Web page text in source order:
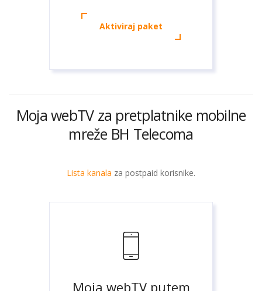
Aktiviraj paket
Moja webTV za pretplatnike mobilne
mreže BH Telecoma
Lista kanala za postpaid korisnike.
Moja webTV putem